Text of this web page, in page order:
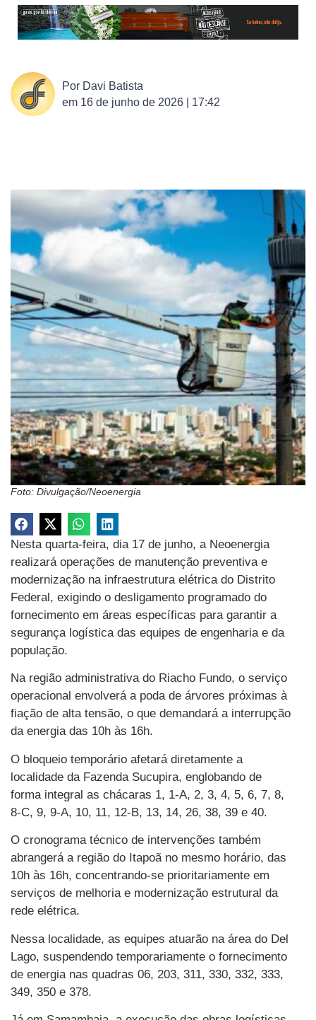
Por Davi Batista
em 16 de junho de 2026 | 17:42
Foto: Divulgação/Neoenergia
Nesta quarta-feira, dia 17 de junho, a Neoenergia
realizará operações de manutenção preventiva e
modernização na infraestrutura elétrica do Distrito
Federal, exigindo o desligamento programado do
fornecimento em áreas específicas para garantir a
segurança logística das equipes de engenharia e da
população.
Na região administrativa do Riacho Fundo, o serviço
operacional envolverá a poda de árvores próximas à
fiação de alta tensão, o que demandará a interrupção
da energia das 10h às 16h.
O bloqueio temporário afetará diretamente a
localidade da Fazenda Sucupira, englobando de
forma integral as chácaras 1, 1-A, 2, 3, 4, 5, 6, 7, 8,
8-C, 9, 9-A, 10, 11, 12-B, 13, 14, 26, 38, 39 e 40.
O cronograma técnico de intervenções também
abrangerá a região do Itapoã no mesmo horário, das
10h às 16h, concentrando-se prioritariamente em
serviços de melhoria e modernização estrutural da
rede elétrica.
Nessa localidade, as equipes atuarão na área do Del
Lago, suspendendo temporariamente o fornecimento
de energia nas quadras 06, 203, 311, 330, 332, 333,
349, 350 e 378.